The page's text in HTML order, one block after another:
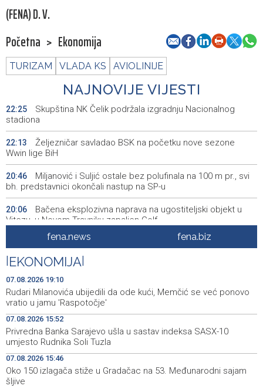
(FENA) D. V.
Početna > Ekonomija
TURIZAM VLADA KS AVIOLINIJE
NAJNOVIJE VIJESTI
22:25
Skupština NK Čelik podržala izgradnju Nacionalnog
stadiona
22:13
Željezničar savladao BSK na početku nove sezone
Wwin lige BiH
20:46
Miljanović i Suljić ostale bez polufinala na 100 m pr., svi
bh. predstavnici okončali nastup na SP-u
20:06
Bačena eksplozivna naprava na ugostiteljski objekt u
Vitezu, u Novom Travniku zapaljen Golf
Galerija ULUPUBiH otvara novu izlagačku sezonu,
predstavlja novi izlagački program
19:44 Faris Dževahirić novi nogometaš Veleža
19:21 Announcement of events for Saturday, 8 August 2026
19:10
Rudari Milanovića ubijedili da ode kući, Memčić se već
ponovo vratio u jamu 'Raspotočje'
19:03
Sarajevo Film Festival presents Kinoscope and
Kinoscope Surreal programs
fena.news fena.biz
EKONOMIJA
07.08.2026 19:10
Rudari Milanovića ubijedili da ode kući, Memčić se već ponovo
vratio u jamu 'Raspotočje'
07.08.2026 15:52
Privredna Banka Sarajevo ušla u sastav indeksa SASX-10
umjesto Rudnika Soli Tuzla
07.08.2026 15:46
Oko 150 izlagača stiže u Gradačac na 53. Međunarodni sajam
šljive